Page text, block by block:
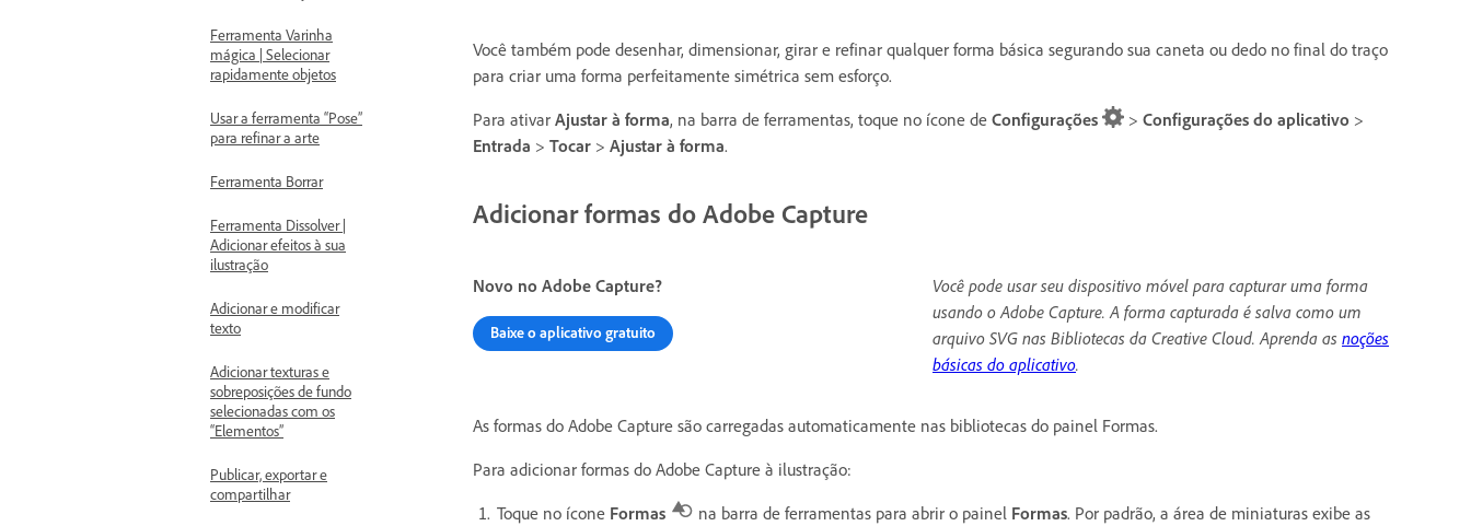
Ferramenta Varinha
mágica | Selecionar
rapidamente objetos
Usar a ferramenta “Pose”
para refinar a arte
Ferramenta Borrar
Ferramenta Dissolver |
Adicionar efeitos à sua
ilustração
Adicionar e modificar
texto
Adicionar texturas e
sobreposições de fundo
selecionadas com os
“Elementos”
Publicar, exportar e
compartilhar
Você também pode desenhar, dimensionar, girar e refinar qualquer forma básica segurando sua caneta ou dedo no final do traço
para criar uma forma perfeitamente simétrica sem esforço.
Para ativar Ajustar à forma, na barra de ferramentas, toque no ícone de Configurações > Configurações do aplicativo >
Entrada > Tocar > Ajustar à forma.
Adicionar formas do Adobe Capture
Novo no Adobe Capture?
Baixe o aplicativo gratuito
Você pode usar seu dispositivo móvel para capturar uma forma
usando o Adobe Capture. A forma capturada é salva como um
arquivo SVG nas Bibliotecas da Creative Cloud. Aprenda as noções
básicas do aplicativo.
As formas do Adobe Capture são carregadas automaticamente nas bibliotecas do painel Formas.
Para adicionar formas do Adobe Capture à ilustração:
Toque no ícone Formas na barra de ferramentas para abrir o painel Formas. Por padrão, a área de miniaturas exibe as